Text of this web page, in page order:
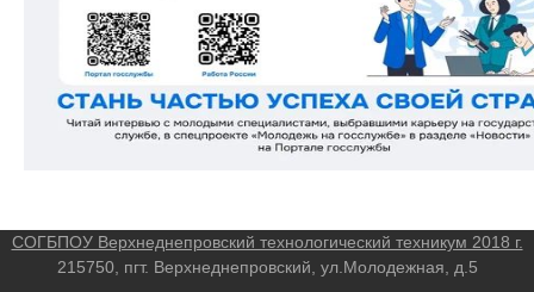
СОГБПОУ Верхнеднепровский технологический техникум 2018 г.
215750, пгт. Верхнеднепровский, ул.Молодежная, д.5